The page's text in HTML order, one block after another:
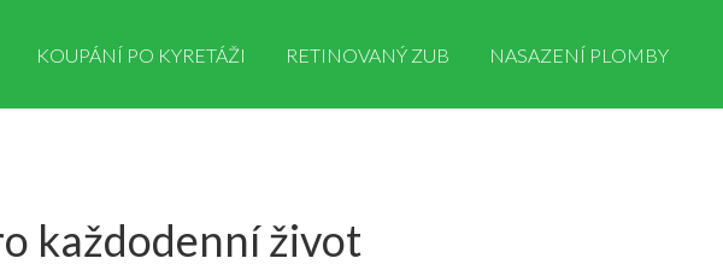
KOUPÁNÍ PO KYRETÁŽI RETINOVANÝ ZUB NASAZENÍ PLOMBY
každodenní život